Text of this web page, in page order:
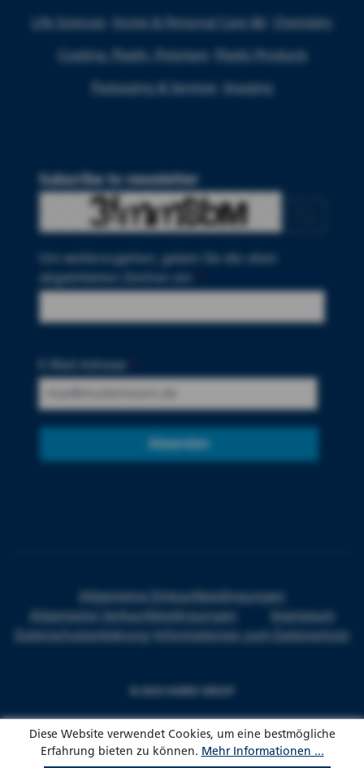
Life Sciences Home & Personal Care I&I Chemistry
Coating, Plastic, Polymers Plastic Products
Packaging & Services Imaging
Subscribe to newsletter
Um weiterzugehen, geben Sie die oben
abgebildeten Zeichen ein
Absenden
Allgemeine Einkaufsbedingungen
Allgemeine Verkaufsbedingungen
Impressum
Datenschutzerklärung
Informationen zum Datenschutz
Diese Website verwendet Cookies, um eine bestmögliche
Erfahrung bieten zu können. Mehr Informationen ...